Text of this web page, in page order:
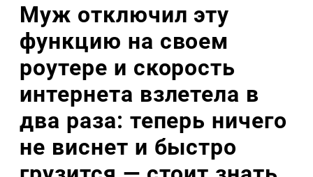
Муж отключил эту
функцию на своем
роутере и скорость
интернета взлетела в
два раза: теперь ничего
не виснет и быстро